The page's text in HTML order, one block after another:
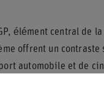
élément central de
offrent un
automobile et de